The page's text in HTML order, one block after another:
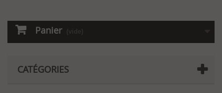
Panier (vide)
CATÉGORIES